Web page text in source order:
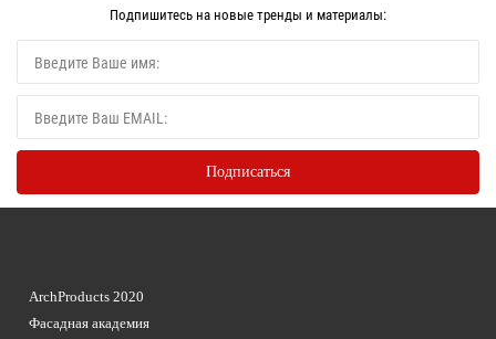
Подпишитесь на новые тренды и материалы:
ArchProducts 2020
Фасадная академия